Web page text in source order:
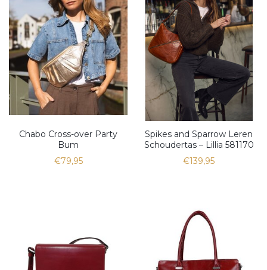
Chabo Cross-over Party
Bum
€79,95
Spikes and Sparrow Leren
Schoudertas – Lillia 581170
€139,95